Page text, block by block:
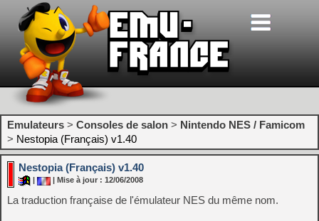
Emulateurs > Consoles de salon > Nintendo NES / Famicom
> Nestopia (Français) v1.40
Nestopia (Français) v1.40
| Mise à jour : 12/06/2008
La traduction française de l'émulateur NES du même nom.